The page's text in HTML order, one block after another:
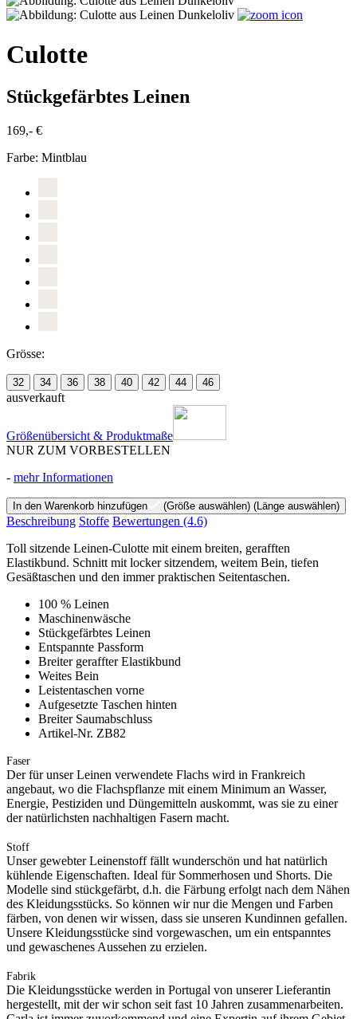
Culotte
Stückgefärbtes Leinen
169,- €
Farbe: Mintblau
Grösse:
32 34 36 38 40 42 44 46
ausverkauft
Größenübersicht & Produktmaße
NUR ZUM VORBESTELLEN
- mehr Informationen
In den Warenkorb hinzufügen (Größe auswählen) (Länge auswählen)
Beschreibung Stoffe Bewertungen (4.6)
Toll sitzende Leinen-Culotte mit einem breiten, gerafften
Elastikbund. Schnitt mit locker sitzendem, weitem Bein, tiefen
Gesäßtaschen und den immer praktischen Seitentaschen.
100 % Leinen
Maschinenwäsche
Stückgefärbtes Leinen
Entspannte Passform
Breiter geraffter Elastikbund
Weites Bein
Leistentaschen vorne
Aufgesetzte Taschen hinten
Breiter Saumabschluss
Artikel-Nr. ZB82
Faser
Der für unser Leinen verwendete Flachs wird in Frankreich
angebaut, wo die Flachspflanze mit einem Minimum an Wasser,
Energie, Pestiziden und Düngemitteln auskommt, was sie zu einer
der natürlichsten nachhaltigen Fasern macht.
Stoff
Unser gewebter Leinenstoff fällt wunderschön und hat natürlich
kühlende Eigenschaften. Ideal für Sommerhosen und Shorts. Die
Modelle sind stückgefärbt, d.h. die Färbung erfolgt nach dem Nähen
des Kleidungsstücks. So können wir nur die Mengen und Farben
färben, von denen wir wissen, dass sie unseren Kundinnen gefallen.
Unsere Kleidungsstücke sind vorgewaschen, um ein entspanntes
und gewaschenes Aussehen zu erzielen.
Fabrik
Die Kleidungsstücke werden in Portugal von unserer Lieferantin
hergestellt, mit der wir schon seit fast 10 Jahren zusammenarbeiten.